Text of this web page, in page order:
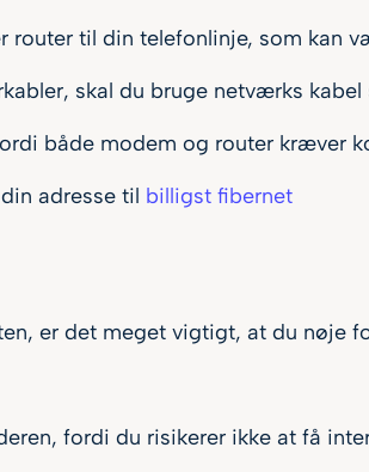
til din telefonlinje, som kan
skal du bruge netværks
både modem og router kræver
adresse til billigst fibernet
er det meget vigtigt, at du nøje
fordi du risikerer ikke at få